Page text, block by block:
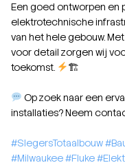
Een goed ontworpen en
elektrotechnische
van het hele gebouw.
voor detail zorgen wij
toekomst.
🏗
Op zoek naar een
installaties? Neem
#SlegersTotaalbouw
#Milwaukee#Fluke